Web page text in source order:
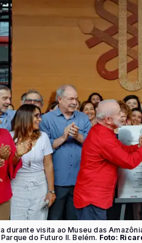
durante visita ao Museu das
do Futuro II. Belém. Foto: